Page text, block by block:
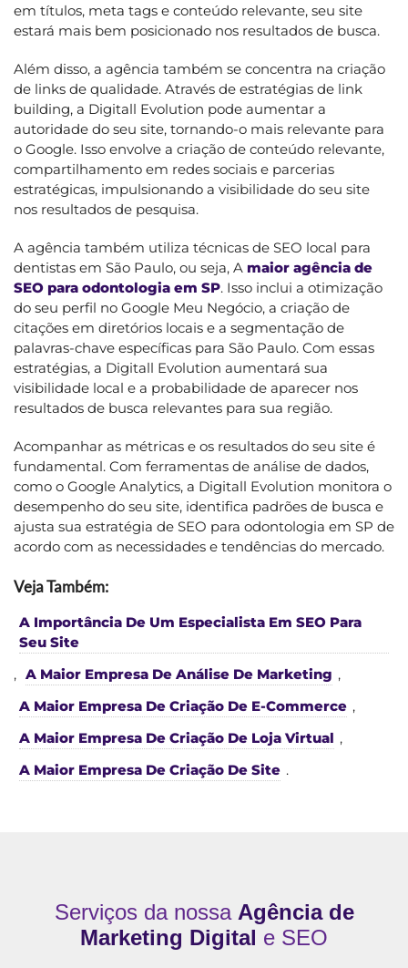
em títulos, meta tags e conteúdo relevante, seu site
estará mais bem posicionado nos resultados de busca.
Além disso, a agência também se concentra na criação
de links de qualidade. Através de estratégias de link
building, a Digitall Evolution pode aumentar a
autoridade do seu site, tornando-o mais relevante para
o Google. Isso envolve a criação de conteúdo relevante,
compartilhamento em redes sociais e parcerias
estratégicas, impulsionando a visibilidade do seu site
nos resultados de pesquisa.
A agência também utiliza técnicas de SEO local para
dentistas em São Paulo, ou seja, A maior agência de
SEO para odontologia em SP. Isso inclui a otimização
do seu perfil no Google Meu Negócio, a criação de
citações em diretórios locais e a segmentação de
palavras-chave específicas para São Paulo. Com essas
estratégias, a Digitall Evolution aumentará sua
visibilidade local e a probabilidade de aparecer nos
resultados de busca relevantes para sua região.
Acompanhar as métricas e os resultados do seu site é
fundamental. Com ferramentas de análise de dados,
como o Google Analytics, a Digitall Evolution monitora o
desempenho do seu site, identifica padrões de busca e
ajusta sua estratégia de SEO para odontologia em SP de
acordo com as necessidades e tendências do mercado.
Veja Também:
A Importância De Um Especialista Em SEO Para
Seu Site
, A Maior Empresa De Análise De Marketing ,
A Maior Empresa De Criação De E-Commerce ,
A Maior Empresa De Criação De Loja Virtual ,
A Maior Empresa De Criação De Site .
Serviços da nossa Agência de
Marketing Digital e SEO